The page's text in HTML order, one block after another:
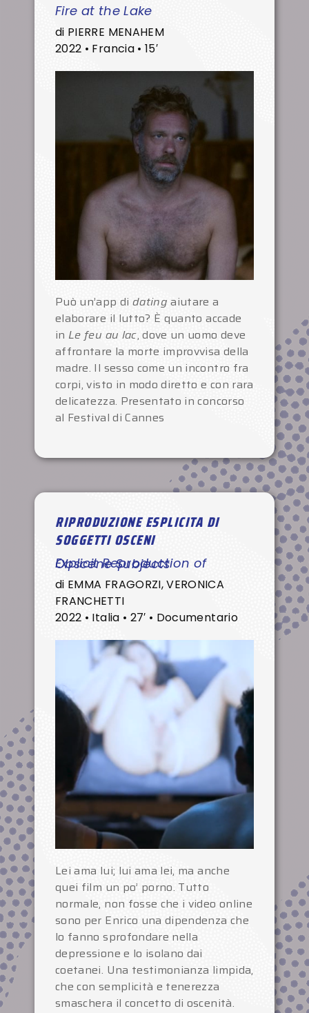
Fire at the Lake
di PIERRE MENAHEM
2022 • Francia • 15′
Può un’app di dating aiutare a
elaborare il lutto? È quanto accade
in Le feu au lac, dove un uomo deve
affrontare la morte improvvisa della
madre. Il sesso come un incontro fra
corpi, visto in modo diretto e con rara
delicatezza. Presentato in concorso
al Festival di Cannes
RIPRODUZIONE ESPLICITA DI
SOGGETTI OSCENI
Explicit Reproduction of Obscene Subjects
di EMMA FRAGORZI, VERONICA
FRANCHETTI
2022 • Italia • 27′ • Documentario
Lei ama lui; lui ama lei, ma anche
quei film un po’ porno. Tutto
normale, non fosse che i video online
sono per Enrico una dipendenza che
lo fanno sprofondare nella
depressione e lo isolano dai
coetanei. Una testimonianza limpida,
che con semplicità e tenerezza
smaschera il concetto di oscenità.